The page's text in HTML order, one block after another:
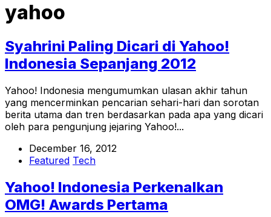
yahoo
Syahrini Paling Dicari di Yahoo!
Indonesia Sepanjang 2012
Yahoo! Indonesia mengumumkan ulasan akhir tahun
yang mencerminkan pencarian sehari-hari dan sorotan
berita utama dan tren berdasarkan pada apa yang dicari
oleh para pengunjung jejaring Yahoo!...
December 16, 2012
Featured Tech
Yahoo! Indonesia Perkenalkan
OMG! Awards Pertama